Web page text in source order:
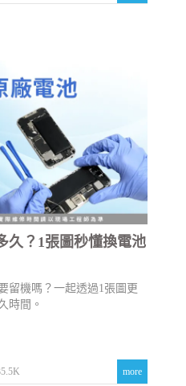
久？1張圖秒懂換電池
留機嗎？一起透過1張圖更
時間。
more